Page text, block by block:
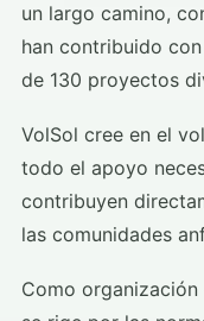
un largo camino,
han contribuido
de 130 proyectos
VolSol cree en el
todo el apoyo
contribuyen
las comunidades
Como